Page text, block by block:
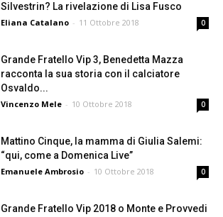
Silvestrin? La rivelazione di Lisa Fusco
Eliana Catalano - 11 Ottobre 2018 0
Grande Fratello Vip 3, Benedetta Mazza
racconta la sua storia con il calciatore
Osvaldo...
Vincenzo Mele - 10 Ottobre 2018 0
Mattino Cinque, la mamma di Giulia Salemi:
“qui, come a Domenica Live”
Emanuele Ambrosio - 10 Ottobre 2018 0
Grande Fratello Vip 2018 o Monte e Provvedi